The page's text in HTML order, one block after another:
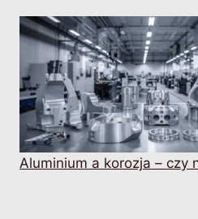
Aluminium a korozja – czy